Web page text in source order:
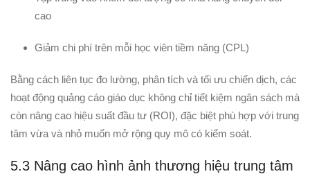
cao
Giảm chi phí trên mỗi học viên tiềm năng (CPL)
Bằng cách liên tục đo lường, phân tích và tối ưu chiến dịch, các
hoạt động quảng cáo giáo dục không chỉ tiết kiệm ngân sách mà
còn nâng cao hiệu suất đầu tư (ROI), đặc biệt phù hợp với trung
tâm vừa và nhỏ muốn mở rộng quy mô có kiểm soát.
5.3 Nâng cao hình ảnh thương hiệu trung tâm